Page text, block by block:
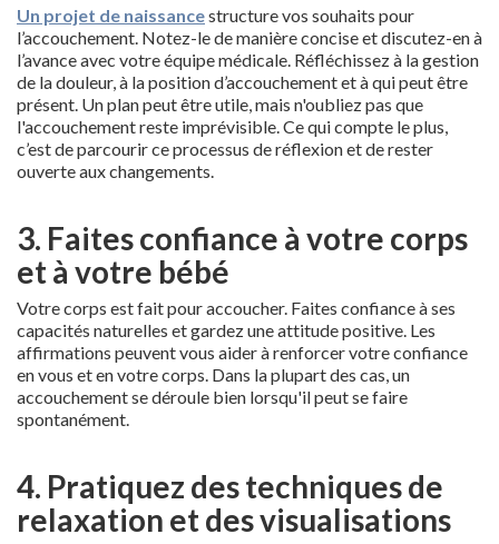
Un projet de naissancestructure vos souhaits pour
l’accouchement. Notez-le de manière concise et discutez-en à
l’avance avec votre équipe médicale. Réfléchissez à la gestion
de la douleur, à la position d’accouchement et à qui peut être
présent. Un plan peut être utile, mais n'oubliez pas que
l'accouchement reste imprévisible. Ce qui compte le plus,
c’est de parcourir ce processus de réflexion et de rester
ouverte aux changements.
3. Faites confiance à votre corps
et à votre bébé
Votre corps est fait pour accoucher. Faites confiance à ses
capacités naturelles et gardez une attitude positive. Les
affirmations peuvent vous aider à renforcer votre confiance
en vous et en votre corps. Dans la plupart des cas, un
accouchement se déroule bien lorsqu'il peut se faire
spontanément.
4. Pratiquez des techniques de
relaxation et des visualisations